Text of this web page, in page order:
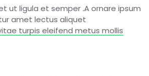
ut ligula et semper .A ornare ipsum
amet lectus aliquet
turpis eleifend metus mollis